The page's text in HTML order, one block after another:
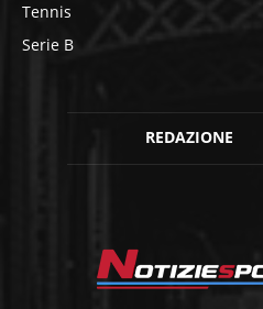
Tennis
Serie B
REDAZIONE